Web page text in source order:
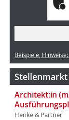
Beispiele,
Architekt:in
Henke & Partner